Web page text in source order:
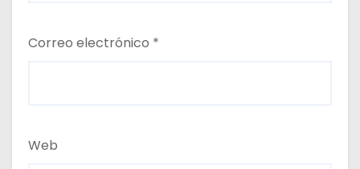
Correo electrónico *
Web